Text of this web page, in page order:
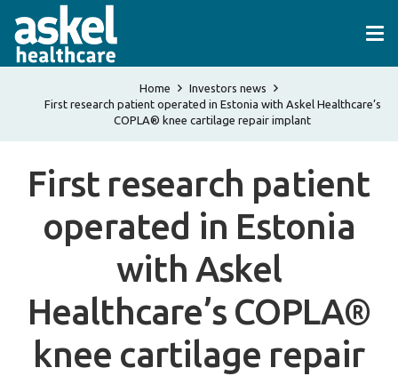
Home
Investors news
First research patient operated in Estonia with Askel Healthcare’s
COPLA® knee cartilage repair implant
First research patient
operated in Estonia
with Askel
Healthcare’s COPLA®
knee cartilage repair